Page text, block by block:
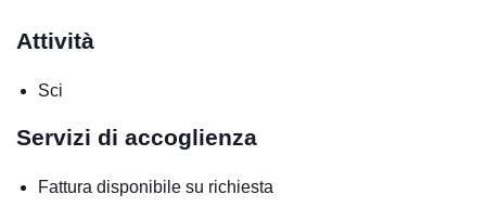
Attività
Sci
Servizi di accoglienza
Fattura disponibile su richiesta